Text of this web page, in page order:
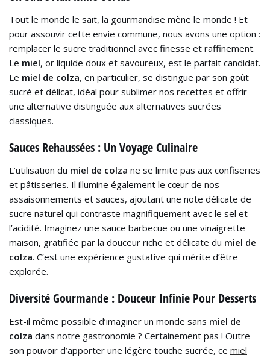
Tout le monde le sait, la gourmandise mène le monde ! Et
pour assouvir cette envie commune, nous avons une option :
remplacer le sucre traditionnel avec finesse et raffinement.
Le miel, or liquide doux et savoureux, est le parfait candidat.
Le miel de colza, en particulier, se distingue par son goût
sucré et délicat, idéal pour sublimer nos recettes et offrir
une alternative distinguée aux alternatives sucrées
classiques.
Sauces Rehaussées : Un Voyage Culinaire
L’utilisation du miel de colza ne se limite pas aux confiseries
et pâtisseries. Il illumine également le cœur de nos
assaisonnements et sauces, ajoutant une note délicate de
sucre naturel qui contraste magnifiquement avec le sel et
l’acidité. Imaginez une sauce barbecue ou une vinaigrette
maison, gratifiée par la douceur riche et délicate du miel de
colza. C’est une expérience gustative qui mérite d’être
explorée.
Diversité Gourmande : Douceur Infinie Pour Desserts
Est-il même possible d’imaginer un monde sans miel de
colza dans notre gastronomie ? Certainement pas ! Outre
son pouvoir d’apporter une légère touche sucrée, ce miel